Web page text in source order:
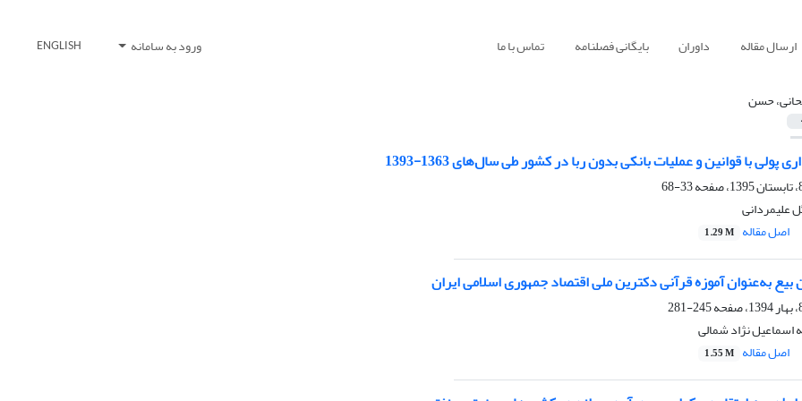
ارسال مقاله داوران بایگانی فصلنامه تماس با ما ورود به سامانه ENGLISH
حسن
پولی با قوانین و عملیات بانکی بدون ربا در کشور طی سال‌های 1363-1393
33-68
علیمردانی
اصل مقاله 1.29 M
بیع به‌عنوان آموزه قرآنی دکترین ملی اقتصاد جمهوری اسلامی ایران
245-281
نژاد شمالی
اصل مقاله 1.55 M